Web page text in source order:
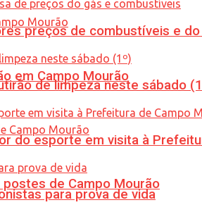
em Campo Mourão
de Campo Mourão
preços de combustíveis e
de limpeza neste sábado
do esporte em visita à
para prova de vida